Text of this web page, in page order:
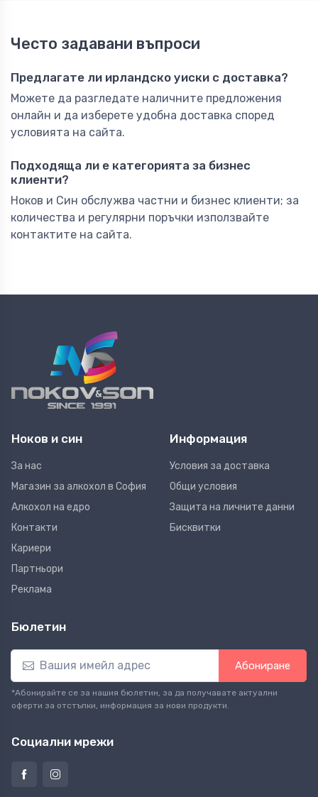
Често задавани въпроси
Предлагате ли ирландско уиски с доставка?
Можете да разгледате наличните предложения
онлайн и да изберете удобна доставка според
условията на сайта.
Подходяща ли е категорията за бизнес
клиенти?
Ноков и Син обслужва частни и бизнес клиенти; за
количества и регулярни поръчки използвайте
контактите на сайта.
Ноков и син
За нас
Магазин за алкохол в София
Алкохол на едро
Контакти
Кариери
Партньори
Реклама
Информация
Условия за доставка
Общи условия
Защита на личните данни
Бисквитки
Бюлетин
Абониране
*Абонирайте се за нашия бюлетин, за да получавате актуални
оферти за отстъпки, информация за нови продукти.
Социални мрежи